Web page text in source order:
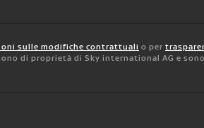
sulle modifiche contrattuali o per
di proprietà di Sky international AG e